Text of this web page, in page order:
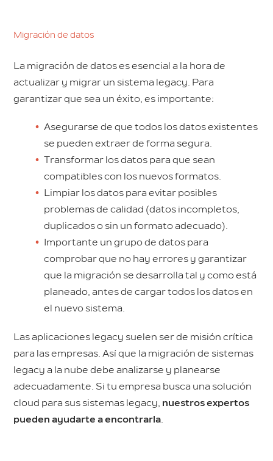
Migración de datos
La migración de datos es esencial a la hora de
actualizar y migrar un sistema legacy. Para
garantizar que sea un éxito, es importante:
Asegurarse de que todos los datos existentes
se pueden extraer de forma segura.
Transformar los datos para que sean
compatibles con los nuevos formatos.
Limpiar los datos para evitar posibles
problemas de calidad (datos incompletos,
duplicados o sin un formato adecuado).
Importante un grupo de datos para
comprobar que no hay errores y garantizar
que la migración se desarrolla tal y como está
planeado, antes de cargar todos los datos en
el nuevo sistema.
Las aplicaciones legacy suelen ser de misión crítica
para las empresas. Así que la migración de sistemas
legacy a la nube debe analizarse y planearse
adecuadamente. Si tu empresa busca una solución
cloud para sus sistemas legacy, nuestros expertos
pueden ayudarte a encontrarla.